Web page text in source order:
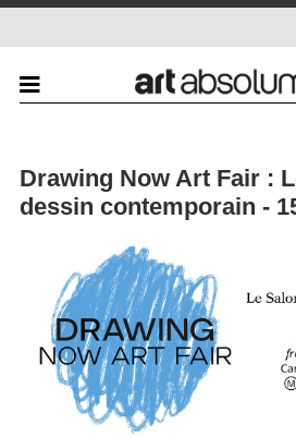
Drawing Now Art Fair :
dessin contemporain -